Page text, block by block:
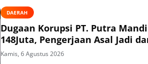
DAERAH
Dugaan Korupsi PT. Putra
148Juta, Pengerjaan Asal Jadi
Kamis, 6 Agustus 2026